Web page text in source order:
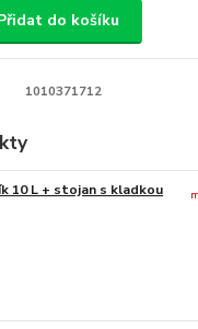
do košíku
1010371712
10 L + stojan s kladkou